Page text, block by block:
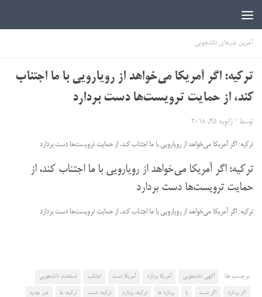
آخرین خبرهای دانشجویی
ترکیه: اگر آمریکا می‌خواهد از رویارویی با ما اجتناب
کند، از حمایت ترویست‌ها دست بردارد
توسط · ژانویه 25, 2018
ترکیه: اگر آمریکا می‌خواهد از رویارویی با ما اجتناب کند، از حمایت ترویست‌ها دست بردارد
ترکیه: اگر آمریکا می‌خواهد از رویارویی با ما اجتناب کند، از
حمایت ترویست‌ها دست بردارد
ترکیه: اگر آمریکا می‌خواهد از رویارویی با ما اجتناب کند، از حمایت ترویست‌ها دست بردارد
برچسب ها: آگهی دانشجویی آمریکا بردارد آمریکا دست اجتناب استخدام دانشجویی
اگر بردارد اگر دست با بردارد ما ترکیه: بردارد ترکیه: دست ترکیه: ما خبر جدید